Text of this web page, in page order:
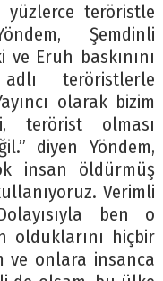
teröristle
Şemdinli
ve Eruh baskınını
teröristlerle
olarak bizim
terörist olması
diyen Yöndem,
insan öldürmüş
Verimli
ben o
olduklarını hiçbir
ve onlara insanca